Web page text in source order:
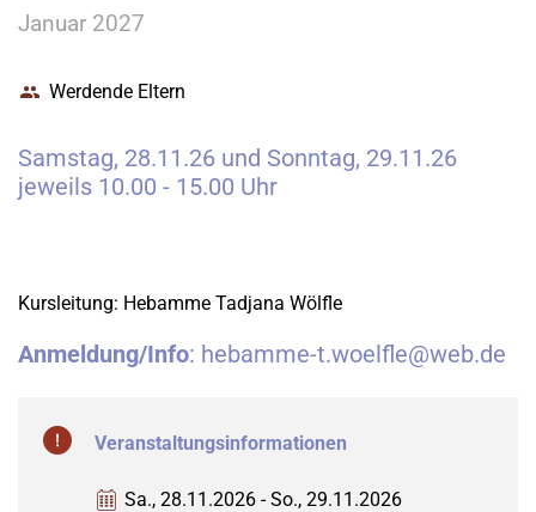
Januar 2027
Werdende Eltern
Samstag, 28.11.26 und Sonntag, 29.11.26
jeweils 10.00 - 15.00 Uhr
Kursleitung: Hebamme Tadjana Wölfle
Anmeldung/Info: hebamme-t.woelfle@web.de
Veranstaltungsinformationen
Sa., 28.11.2026 - So., 29.11.2026